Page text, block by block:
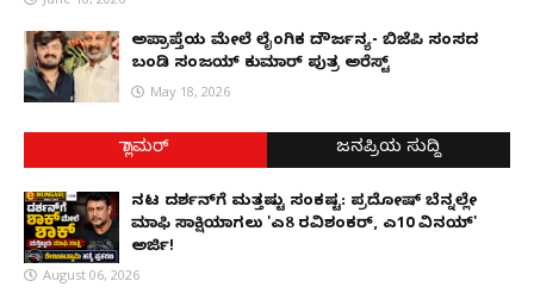
ಅಪ್ರಾಪ್ತೆಯ ಮೇಲೆ ಲೈಂಗಿಕ ದೌರ್ಜನ್ಯ- ಬಿಜೆಪಿ ಸಂಸದ
ಬಂಡಿ ಸಂಜಯ್ ಕುಮಾರ್ ಪುತ್ರ ಅರೆಸ್ಟ್
May 18, 2026
ಗ್ಲಾಮರ್ ಜನಪ್ರಿಯ ಸುದ್ದಿ
ನಟ ದರ್ಶನ್‌ಗೆ ಮತ್ತಷ್ಟು ಸಂಕಷ್ಟ: ಪ್ರದೋಷ್ ಬೆನ್ನಲ್ಲೇ
ಮಾಫಿ ಸಾಕ್ಷಿಯಾಗಲು 'ಎ8 ರವಿಶಂಕರ್, ಎ10 ವಿನಯ್'
ಅರ್ಜಿ!
August 06, 2026